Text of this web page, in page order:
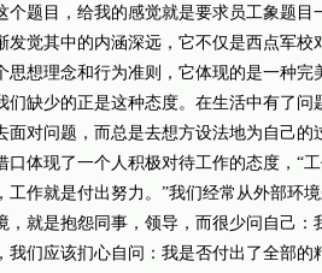
个题目，给我的感觉就是要求员工象题目
发觉其中的内涵深远，它不仅是西点军
思想理念和行为准则，它体现的是一种
们缺少的正是这种态度。在生活中有了
面对问题，而总是去想方设法地为自己
口体现了一个人积极对待工作的态度，“
工作就是付出努力。”我们经常从外部环
，就是抱怨同事，领导，而很少问自己
我们应该扪心自问：我是否付出了全部的